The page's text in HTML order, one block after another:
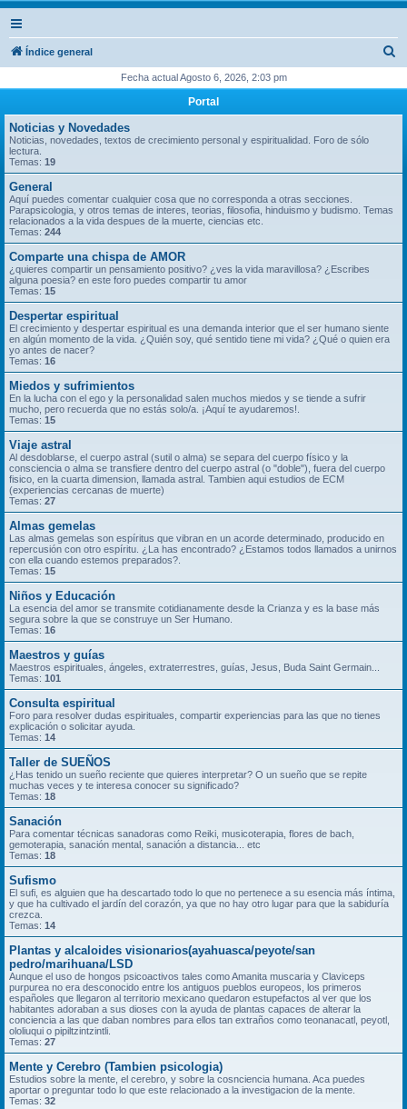
Índice general
c
Fecha actual Agosto 6, 2026, 2:03 pm
Portal
Noticias y Novedades
Noticias, novedades, textos de crecimiento personal y espiritualidad. Foro de sólo
lectura.
Temas: 19
General
Aquí puedes comentar cualquier cosa que no corresponda a otras secciones.
Parapsicologia, y otros temas de interes, teorias, filosofia, hinduismo y budismo. Temas
relacionados a la vida despues de la muerte, ciencias etc.
Temas: 244
Comparte una chispa de AMOR
¿quieres compartir un pensamiento positivo? ¿ves la vida maravillosa? ¿Escribes
alguna poesia? en este foro puedes compartir tu amor
Temas: 15
Despertar espiritual
El crecimiento y despertar espiritual es una demanda interior que el ser humano siente
en algún momento de la vida. ¿Quién soy, qué sentido tiene mi vida? ¿Qué o quien era
yo antes de nacer?
Temas: 16
Miedos y sufrimientos
En la lucha con el ego y la personalidad salen muchos miedos y se tiende a sufrir
mucho, pero recuerda que no estás solo/a. ¡Aquí te ayudaremos!.
Temas: 15
Viaje astral
Al desdoblarse, el cuerpo astral (sutil o alma) se separa del cuerpo físico y la
consciencia o alma se transfiere dentro del cuerpo astral (o "doble"), fuera del cuerpo
fisico, en la cuarta dimension, llamada astral. Tambien aqui estudios de ECM
(experiencias cercanas de muerte)
Temas: 27
Almas gemelas
Las almas gemelas son espíritus que vibran en un acorde determinado, producido en
repercusión con otro espíritu. ¿La has encontrado? ¿Estamos todos llamados a unirnos
con ella cuando estemos preparados?.
Temas: 15
Niños y Educación
La esencia del amor se transmite cotidianamente desde la Crianza y es la base más
segura sobre la que se construye un Ser Humano.
Temas: 16
Maestros y guías
Maestros espirituales, ángeles, extraterrestres, guías, Jesus, Buda Saint Germain...
Temas: 101
Consulta espiritual
Foro para resolver dudas espirituales, compartir experiencias para las que no tienes
explicación o solicitar ayuda.
Temas: 14
Taller de SUEÑOS
¿Has tenido un sueño reciente que quieres interpretar? O un sueño que se repite
muchas veces y te interesa conocer su significado?
Temas: 18
Sanación
Para comentar técnicas sanadoras como Reiki, musicoterapia, flores de bach,
gemoterapia, sanación mental, sanación a distancia... etc
Temas: 18
Sufismo
El sufi, es alguien que ha descartado todo lo que no pertenece a su esencia más íntima,
y que ha cultivado el jardín del corazón, ya que no hay otro lugar para que la sabiduría
crezca.
Temas: 14
Plantas y alcaloides visionarios(ayahuasca/peyote/san
pedro/marihuana/LSD
Aunque el uso de hongos psicoactivos tales como Amanita muscaria y Claviceps
purpurea no era desconocido entre los antiguos pueblos europeos, los primeros
españoles que llegaron al territorio mexicano quedaron estupefactos al ver que los
habitantes adoraban a sus dioses con la ayuda de plantas capaces de alterar la
conciencia a las que daban nombres para ellos tan extraños como teonanacatl, peyotl,
ololiuqui o pipiltzintzintli.
Temas: 27
Mente y Cerebro (Tambien psicologia)
Estudios sobre la mente, el cerebro, y sobre la cosnciencia humana. Aca puedes
aportar o preguntar todo lo que este relacionado a la investigacion de la mente.
Temas: 32